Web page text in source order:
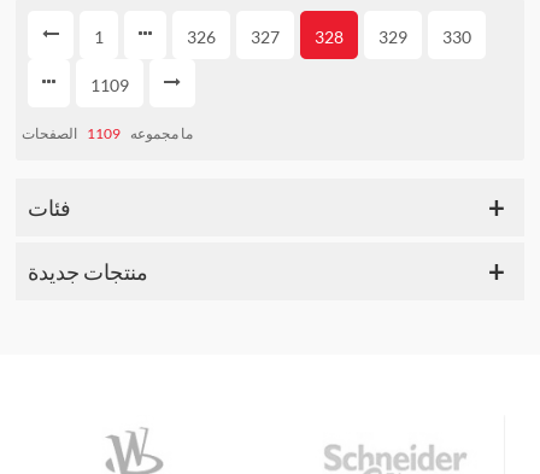
1 326 327 328 329 330
1109
ما مجموعه 1109 الصفحات
فئات
منتجات جديدة